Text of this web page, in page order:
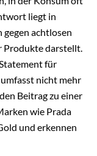
liegt in
gegen achtlosen
Produkte darstellt.
für
nicht mehr
Beitrag zu einer
wie Prada
und erkennen